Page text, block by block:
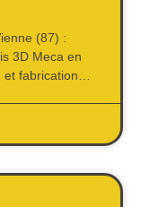
(87) :
3D Meca en
et fabrication…